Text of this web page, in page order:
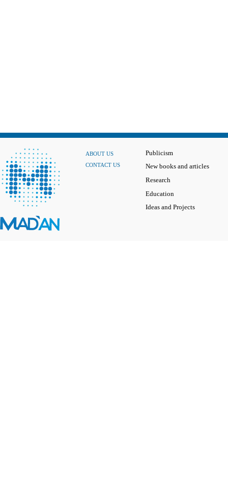
ABOUT US
CONTACT US
Publicism
New books and articles
Research
Education
Ideas and Projects